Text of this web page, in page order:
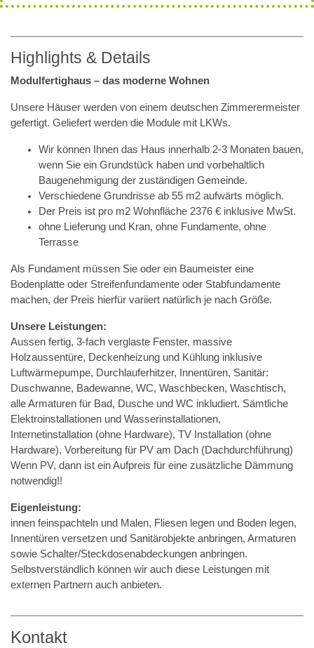
Highlights & Details
Modulfertighaus – das moderne Wohnen
Unsere Häuser werden von einem deutschen Zimmerermeister
gefertigt. Geliefert werden die Module mit LKWs.
Wir können Ihnen das Haus innerhalb 2-3 Monaten bauen,
wenn Sie ein Grundstück haben und vorbehaltlich
Baugenehmigung der zuständigen Gemeinde.
Verschiedene Grundrisse ab 55 m2 aufwärts möglich.
Der Preis ist pro m2 Wohnfläche 2376 € inklusive MwSt.
ohne Lieferung und Kran, ohne Fundamente, ohne
Terrasse
Als Fundament müssen Sie oder ein Baumeister eine
Bodenplatte oder Streifenfundamente oder Stabfundamente
machen, der Preis hierfür variiert natürlich je nach Größe.
Unsere Leistungen:
Aussen fertig, 3-fach verglaste Fenster, massive
Holzaussentüre, Deckenheizung und Kühlung inklusive
Luftwärmepumpe, Durchlauferhitzer, Innentüren, Sanitär:
Duschwanne, Badewanne, WC, Waschbecken, Waschtisch,
alle Armaturen für Bad, Dusche und WC inkludiert. Sämtliche
Elektroinstallationen und Wasserinstallationen,
Internetinstallation (ohne Hardware), TV Installation (ohne
Hardware), Vorbereitung für PV am Dach (Dachdurchführung)
Wenn PV, dann ist ein Aufpreis für eine zusätzliche Dämmung
notwendig!!
Eigenleistung:
innen feinspachteln und Malen, Fliesen legen und Boden legen,
Innentüren versetzen und Sanitärobjekte anbringen, Armaturen
sowie Schalter/Steckdosenabdeckungen anbringen.
Selbstverständlich können wir auch diese Leistungen mit
externen Partnern auch anbieten.
Kontakt